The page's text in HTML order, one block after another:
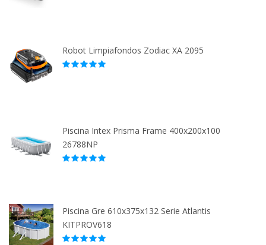
Robot Limpiafondos Zodiac XA 2095
Piscina Intex Prisma Frame 400x200x100
26788NP
Piscina Gre 610x375x132 Serie Atlantis
KITPROV618